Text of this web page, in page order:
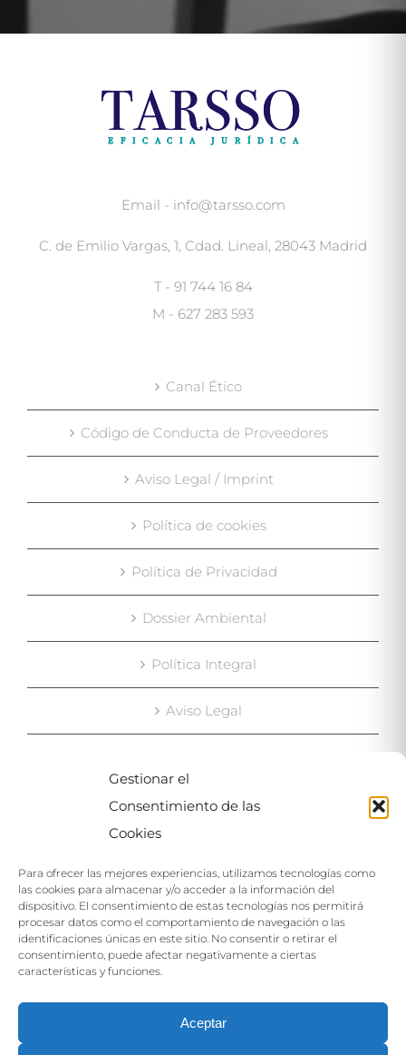
Gestionar el
Consentimiento de las
Cookies
Para ofrecer las mejores experiencias, utilizamos tecnologías como
las cookies para almacenar y/o acceder a la información del
dispositivo. El consentimiento de estas tecnologías nos permitirá
procesar datos como el comportamiento de navegación o las
identificaciones únicas en este sitio. No consentir o retirar el
consentimiento, puede afectar negativamente a ciertas
características y funciones.
Aceptar
Email - info@tarsso.com
C. de Emilio Vargas, 1, Cdad. Lineal, 28043 Madrid
T - 91 744 16 84
M - 627 283 593
Canal Ético
Código de Conducta de Proveedores
Aviso Legal / Imprint
Política de cookies
Política de Privacidad
Dossier Ambiental
Política Integral
Aviso Legal
Haga clic para aceptar las cookies de este